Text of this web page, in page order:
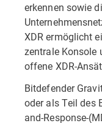
erkennen sowie
XDR ermöglicht
zentrale Konsole
offene XDR-
Bitdefender
oder als Teil des
and-Response-